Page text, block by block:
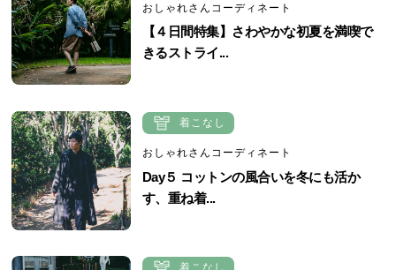
おしゃれさんコーディネート
【４日間特集】さわやかな初夏を満喫で
きるストライ...
着こなし
おしゃれさんコーディネート
Day５ コットンの風合いを冬にも活か
す、重ね着...
着こなし